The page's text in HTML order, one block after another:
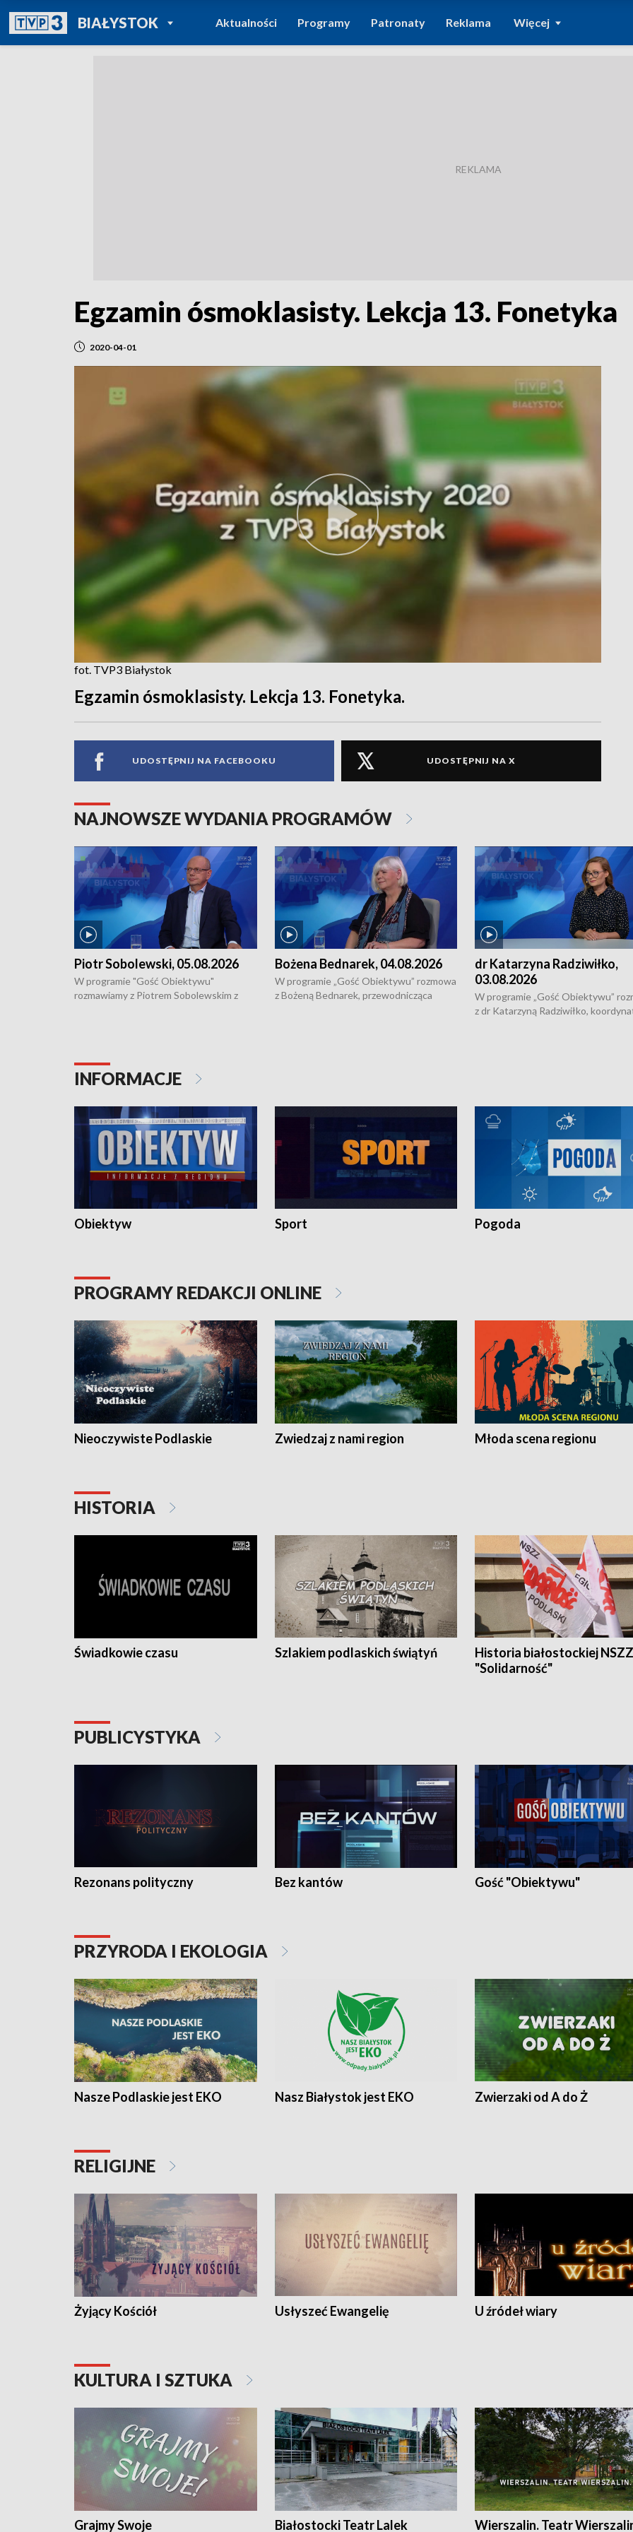
BIAŁYSTOKPOWRÓT DO
TVP REGIONY
Aktualności Programy Patronaty Reklama Więcej
Egzamin ósmoklasisty. Lekcja 13. Fonetyka
2020-04-01
fot. TVP3 Białystok
Egzamin ósmoklasisty. Lekcja 13. Fonetyka.
UDOSTĘPNIJ NA FACEBOOKU UDOSTĘPNIJ NA X
NAJNOWSZE WYDANIA PROGRAMÓW
Piotr Sobolewski, 05.08.2026
W programie "Gość Obiektywu"
rozmawiamy z Piotrem Sobolewskim z
Bożena Bednarek, 04.08.2026
W programie „Gość Obiektywu” rozmowa
z Bożeną Bednarek, przewodnicząca
dr Katarzyna Radziwiłko,
03.08.2026
W programie „Gość Obiektywu”
z dr Katarzyną Radziwiłko,
INFORMACJE
Obiektyw Sport Pogoda
PROGRAMY REDAKCJI ONLINE
Nieoczywiste Podlaskie Zwiedzaj z nami region Młoda scena regionu
HISTORIA
Świadkowie czasu Szlakiem podlaskich świątyń
Historia białostockiej NSZZ
"Solidarność"
PUBLICYSTYKA
Rezonans polityczny Bez kantów Gość "Obiektywu"
PRZYRODA I EKOLOGIA
Nasze Podlaskie jest EKO Nasz Białystok jest EKO Zwierzaki od A do Ż
RELIGIJNE
Żyjący Kościół Usłyszeć Ewangelię U źródeł wiary
KULTURA I SZTUKA
Grajmy Swoje Białostocki Teatr Lalek Wierszalin. Teatr